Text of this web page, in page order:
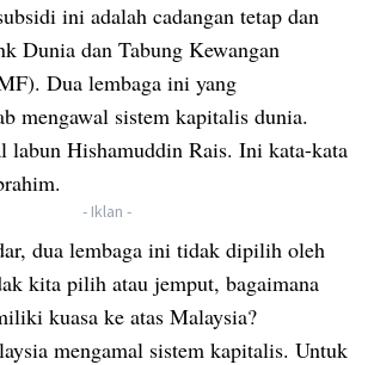
ini adalah cadangan tetap dan
Dunia dan Tabung Kewangan
Dua lembaga ini yang
mengawal sistem kapitalis dunia.
labun Hishamuddin Rais. Ini kata-kata
- Iklan -
dua lembaga ini tidak dipilih oleh
kita pilih atau jemput, bagaimana
kuasa ke atas Malaysia?
mengamal sistem kapitalis. Untuk